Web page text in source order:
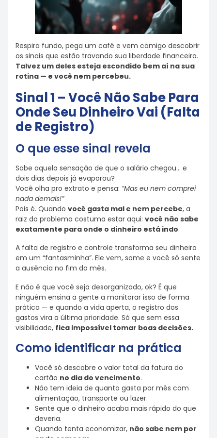
Respira fundo, pega um café e vem comigo descobrir
os sinais que estão travando sua liberdade financeira.
Talvez um deles esteja escondido bem aí na sua
rotina — e você nem percebeu.
Sinal 1 – Você Não Sabe Para
Onde Seu Dinheiro Vai (Falta
de Registro)
O que esse sinal revela
Sabe aquela sensação de que o salário chegou… e
dois dias depois já evaporou?
Você olha pro extrato e pensa: “Mas eu nem comprei
nada demais!”
Pois é. Quando você gasta mal e nem percebe, a
raiz do problema costuma estar aqui: você não sabe
exatamente para onde o dinheiro está indo.
A falta de registro e controle transforma seu dinheiro
em um “fantasminha”. Ele vem, some e você só sente
a ausência no fim do mês.
E não é que você seja desorganizado, ok? É que
ninguém ensina a gente a monitorar isso de forma
prática — e quando a vida aperta, o registro dos
gastos vira a última prioridade. Só que sem essa
visibilidade, fica impossível tomar boas decisões.
Como identificar na prática
Você só descobre o valor total da fatura do
cartão no dia do vencimento.
Não tem ideia de quanto gasta por mês com
alimentação, transporte ou lazer.
Sente que o dinheiro acaba mais rápido do que
deveria.
Quando tenta economizar, não sabe nem por